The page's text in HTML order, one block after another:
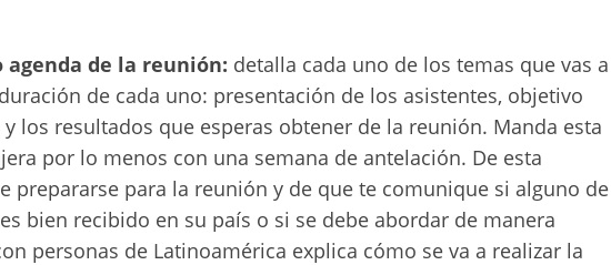
de la reunión: detalla cada uno de los temas que vas a
de cada uno: presentación de los asistentes, objetivo
los resultados que esperas obtener de la reunión. Manda esta
por lo menos con una semana de antelación. De esta
prepararse para la reunión y de que te comunique si alguno de
bien recibido en su país o si se debe abordar de manera
personas de Latinoamérica explica cómo se va a realizar la